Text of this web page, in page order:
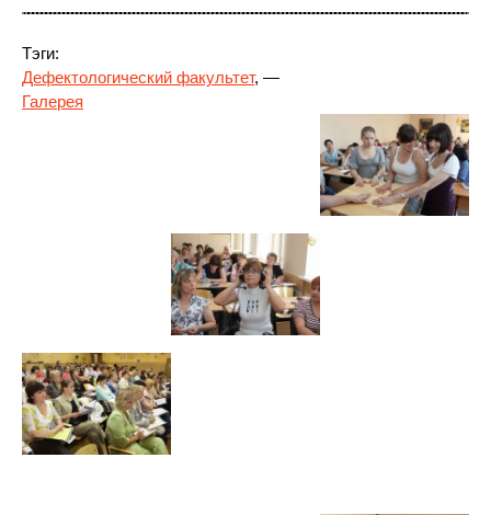
Тэги:
Дефектологический факультет, —
Галерея